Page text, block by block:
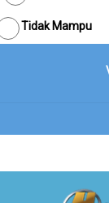
Tidak Mampu